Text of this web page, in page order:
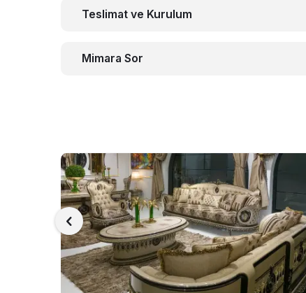
Teslimat ve Kurulum
Mimara Sor